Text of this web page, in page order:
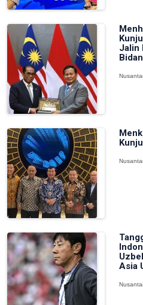
Jalin
Asia